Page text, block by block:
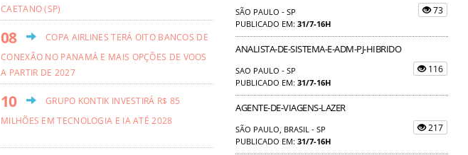
CAETANO (SP)
COPA AIRLINES TERÁ OITO BANCOS DE
CONEXÃO NO PANAMÁ E MAIS OPÇÕES DE VOOS
A PARTIR DE 2027
GRUPO KONTIK INVESTIRÁ R$ 85
MILHÕES EM TECNOLOGIA E IA ATÉ 2028
SÃO PAULO - SP
PUBLICADO EM: 31/7-16H
73
ANALISTA-DE-SISTEMA-E-ADM-PJ-HIBRIDO
SAO PAULO - SP
PUBLICADO EM: 31/7-16H
116
AGENTE-DE-VIAGENS-LAZER
SÃO PAULO, BRASIL - SP
PUBLICADO EM: 31/7-16H
217